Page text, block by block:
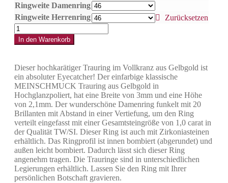
Ringweite Damenring
Ringweite Herrenring
Zurücksetzen
In den Warenkorb
Dieser hochkarätiger Trauring im Vollkranz aus Gelbgold ist
ein absoluter Eyecatcher! Der einfarbige klassische
MEINSCHMUCK Trauring aus Gelbgold in
Hochglanzpoliert, hat eine Breite von 3mm und eine Höhe
von 2,1mm. Der wunderschöne Damenring funkelt mit 20
Brillanten mit Abstand in einer Vertiefung, um den Ring
verteilt eingefasst mit einer Gesamtsteingröße von 1,0 carat in
der Qualität TW/SI. Dieser Ring ist auch mit Zirkoniasteinen
erhältlich. Das Ringprofil ist innen bombiert (abgerundet) und
außen leicht bombiert. Dadurch lässt sich dieser Ring
angenehm tragen. Die Trauringe sind in unterschiedlichen
Legierungen erhältlich. Lassen Sie den Ring mit Ihrer
persönlichen Botschaft gravieren.